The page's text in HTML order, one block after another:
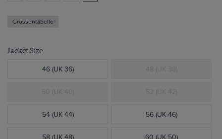
Grössentabelle
Jacket Size
46 (UK 36) 48 (UK 38)
50 (UK 40) 52 (UK 42)
54 (UK 44) 56 (UK 46)